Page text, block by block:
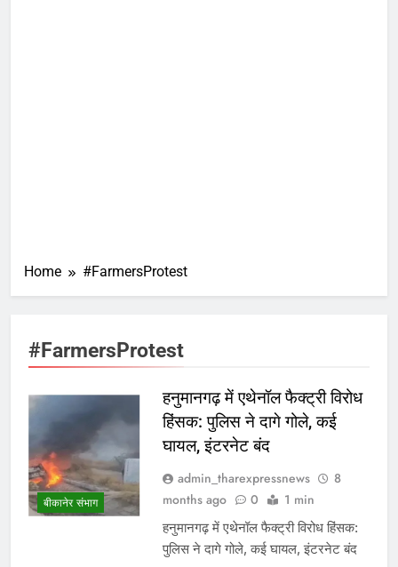
Home #FarmersProtest
#FarmersProtest
बीकानेर संभाग
हनुमानगढ़ में एथेनॉल फैक्ट्री विरोध
हिंसक: पुलिस ने दागे गोले, कई
घायल, इंटरनेट बंद
admin_tharexpressnews
8
months ago
0 1 min
हनुमानगढ़ में एथेनॉल फैक्ट्री विरोध हिंसक:
पुलिस ने दागे गोले, कई घायल, इंटरनेट बंद